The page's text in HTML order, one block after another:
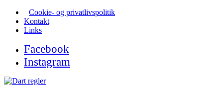
Cookie- og privatlivspolitik
Kontakt
Links
Facebook
Instagram